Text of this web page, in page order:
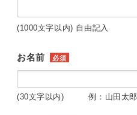
(1000文字以内) 自由記入
お名前 必須
(30文字以内) 例：山田太郎